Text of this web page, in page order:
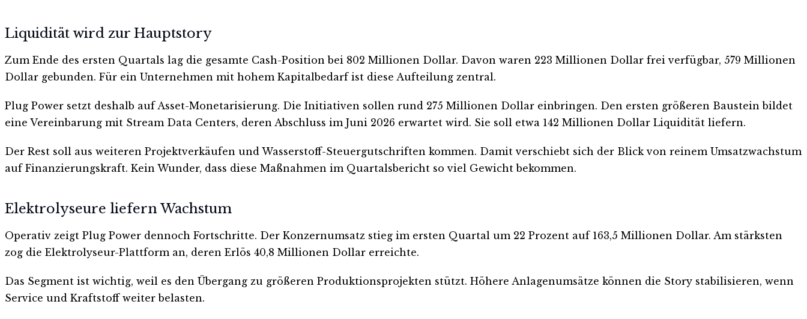
Liquidität wird zur Hauptstory
Zum Ende des ersten Quartals lag die gesamte Cash-Position bei 802 Millionen Dollar. Davon waren 223 Millionen Dollar frei verfügbar, 579 Millionen
Dollar gebunden. Für ein Unternehmen mit hohem Kapitalbedarf ist diese Aufteilung zentral.
Plug Power setzt deshalb auf Asset-Monetarisierung. Die Initiativen sollen rund 275 Millionen Dollar einbringen. Den ersten größeren Baustein bildet
eine Vereinbarung mit Stream Data Centers, deren Abschluss im Juni 2026 erwartet wird. Sie soll etwa 142 Millionen Dollar Liquidität liefern.
Der Rest soll aus weiteren Projektverkäufen und Wasserstoff-Steuergutschriften kommen. Damit verschiebt sich der Blick von reinem Umsatzwachstum
auf Finanzierungskraft. Kein Wunder, dass diese Maßnahmen im Quartalsbericht so viel Gewicht bekommen.
Elektrolyseure liefern Wachstum
Operativ zeigt Plug Power dennoch Fortschritte. Der Konzernumsatz stieg im ersten Quartal um 22 Prozent auf 163,5 Millionen Dollar. Am stärksten
zog die Elektrolyseur-Plattform an, deren Erlös 40,8 Millionen Dollar erreichte.
Das Segment ist wichtig, weil es den Übergang zu größeren Produktionsprojekten stützt. Höhere Anlagenumsätze können die Story stabilisieren, wenn
Service und Kraftstoff weiter belasten.